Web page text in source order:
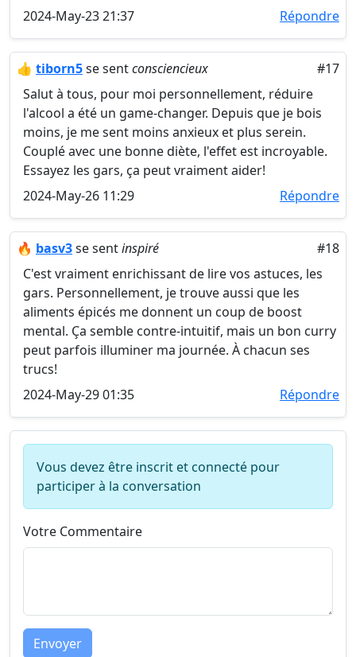
2024-May-23 21:37
Répondre
👍 tiborn5se sentconsciencieux
#17
Salut à tous, pour moi personnellement, réduire
l'alcool a été un game-changer. Depuis que je bois
moins, je me sent moins anxieux et plus serein.
Couplé avec une bonne diète, l'effet est incroyable.
Essayez les gars, ça peut vraiment aider!
2024-May-26 11:29
Répondre
🔥 basv3se sentinspiré
#18
C'est vraiment enrichissant de lire vos astuces, les
gars. Personnellement, je trouve aussi que les
aliments épicés me donnent un coup de boost
mental. Ça semble contre-intuitif, mais un bon curry
peut parfois illuminer ma journée. À chacun ses
trucs!
2024-May-29 01:35
Répondre
Vous devez être inscrit et connecté pour
participer à la conversation
Votre Commentaire
Envoyer